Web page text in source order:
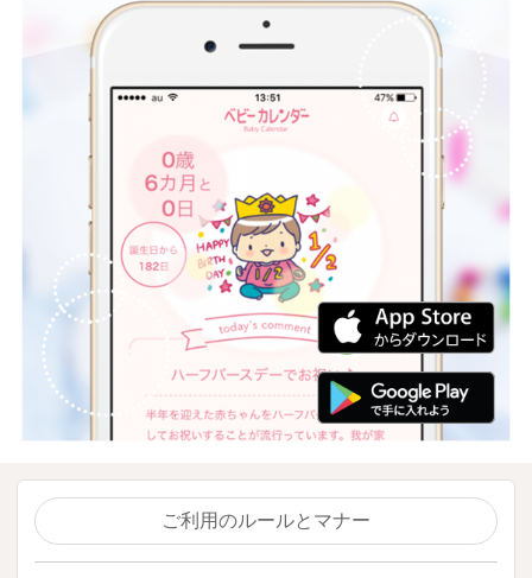
ご利用のルールとマナー